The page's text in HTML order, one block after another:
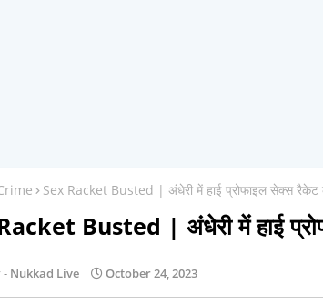
Sex Racket Busted | अंधेरी में हाई प्रोफाइल सेक्स रैकेट
Busted | अंधेरी में हाई
Nukkad Live October 24, 2023